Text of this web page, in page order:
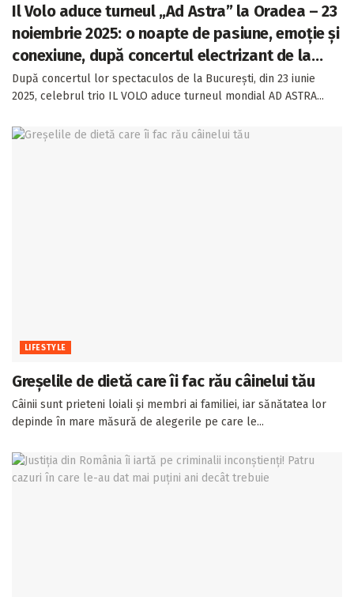
Il Volo aduce turneul „Ad Astra” la Oradea – 23
noiembrie 2025: o noapte de pasiune, emoție și
conexiune, după concertul electrizant de la
București
După concertul lor spectaculos de la București, din 23 iunie
2025, celebrul trio IL VOLO aduce turneul mondial AD ASTRA...
LIFESTYLE
Greșelile de dietă care îi fac rău câinelui tău
Câinii sunt prieteni loiali și membri ai familiei, iar sănătatea lor
depinde în mare măsură de alegerile pe care le...